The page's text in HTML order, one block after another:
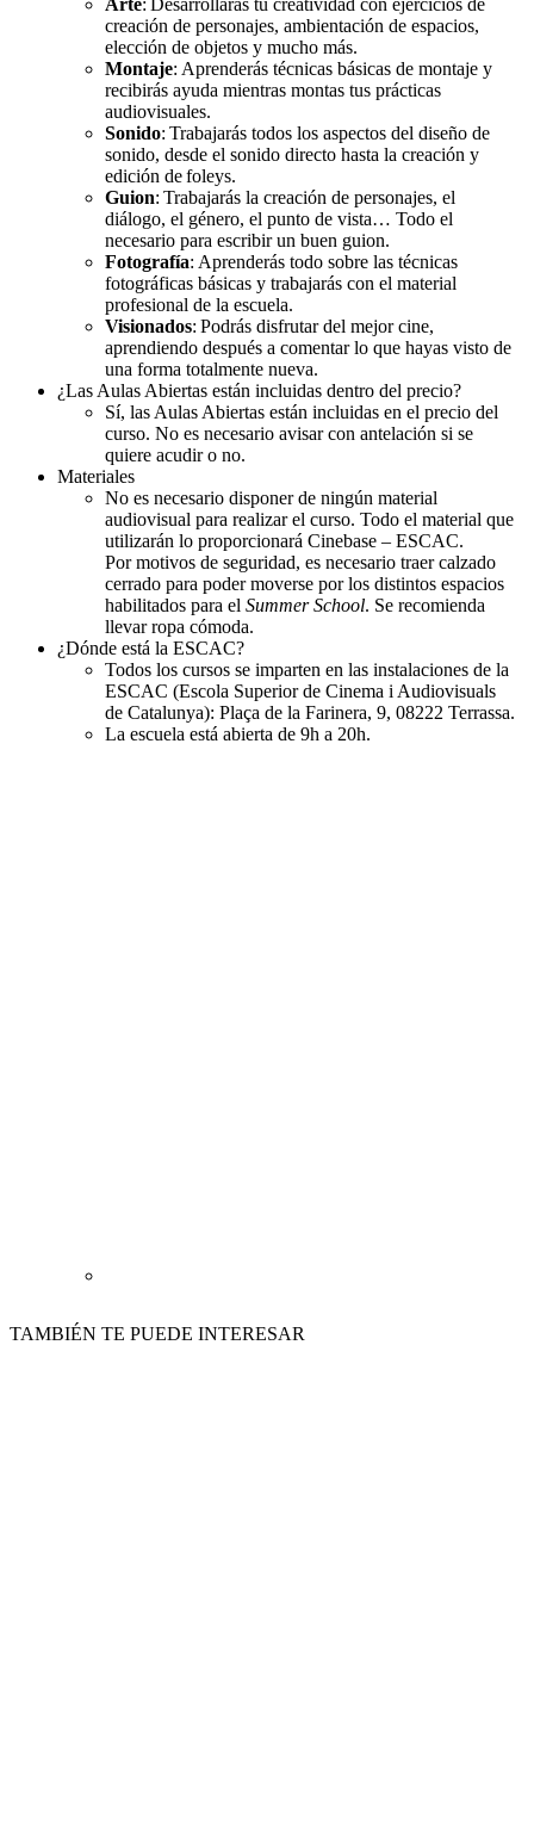
Arte: Desarrollarás tu creatividad con ejercicios de
creación de personajes, ambientación de espacios,
elección de objetos y mucho más.
Montaje: Aprenderás técnicas básicas de montaje y
recibirás ayuda mientras montas tus prácticas
audiovisuales.
Sonido: Trabajarás todos los aspectos del diseño de
sonido, desde el sonido directo hasta la creación y
edición de foleys.
Guion: Trabajarás la creación de personajes, el
diálogo, el género, el punto de vista… Todo el
necesario para escribir un buen guion.
Fotografía: Aprenderás todo sobre las técnicas
fotográficas básicas y trabajarás con el material
profesional de la escuela.
Visionados: Podrás disfrutar del mejor cine,
aprendiendo después a comentar lo que hayas visto de
una forma totalmente nueva.
¿Las Aulas Abiertas están incluidas dentro del precio?
Sí, las Aulas Abiertas están incluidas en el precio del
curso. No es necesario avisar con antelación si se
quiere acudir o no.
Materiales
No es necesario disponer de ningún material
audiovisual para realizar el curso. Todo el material que
utilizarán lo proporcionará Cinebase – ESCAC.
Por motivos de seguridad, es necesario traer calzado
cerrado para poder moverse por los distintos espacios
habilitados para el Summer School. Se recomienda
llevar ropa cómoda.
¿Dónde está la ESCAC?
Todos los cursos se imparten en las instalaciones de la
ESCAC (Escola Superior de Cinema i Audiovisuals
de Catalunya): Plaça de la Farinera, 9, 08222 Terrassa.
La escuela está abierta de 9h a 20h.
TAMBIÉN TE PUEDE INTERESAR